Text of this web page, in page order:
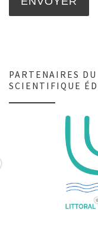
PARTENAIRES
SCIENTIFIQUE